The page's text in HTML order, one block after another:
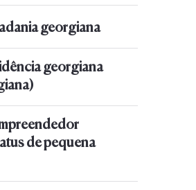
georgiana
georgiana
de pequena